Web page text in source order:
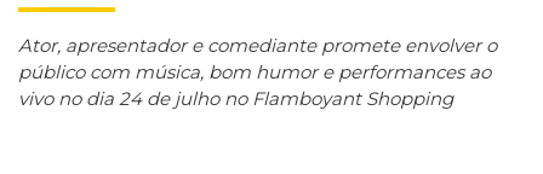
Ator, apresentador e comediante promete envolver o
público com música, bom humor e performances ao
vivo no dia 24 de julho no Flamboyant Shopping